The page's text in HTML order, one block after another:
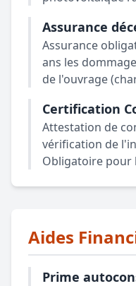
Assurance
Assurance
ans les
de l'ouvrage
Certification
Attestation de
vérification de
Obligatoire pour
Aides
Prime